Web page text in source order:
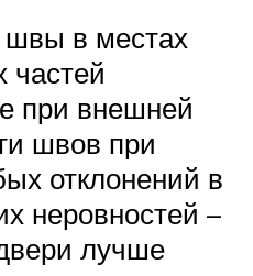
швы в местах
частей
при внешней
швов при
отклонений в
неровностей –
лучше